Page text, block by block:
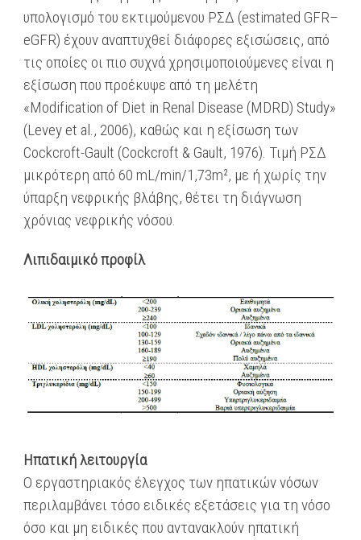
υπολογισμό του εκτιμούμενου ΡΣΔ (estimated GFR–
eGFR) έχουν αναπτυχθεί διάφορες εξισώσεις, από
τις οποίες οι πιο συχνά χρησιμοποιούμενες είναι η
εξίσωση που προέκυψε από τη μελέτη
«Modification of Diet in Renal Disease (MDRD) Study»
(Levey et al., 2006), καθώς και η εξίσωση των
Cockcroft-Gault (Cockcroft & Gault, 1976). Τιμή ΡΣΔ
μικρότερη από 60 mL/min/1,73m², με ή χωρίς την
ύπαρξη νεφρικής βλάβης, θέτει τη διάγνωση
χρόνιας νεφρικής νόσου.
Λιπιδαιμικό προφίλ
Ηπατική λειτουργία
Ο εργαστηριακός έλεγχος των ηπατικών νόσων
περιλαμβάνει τόσο ειδικές εξετάσεις για τη νόσο
όσο και μη ειδικές που αντανακλούν ηπατική